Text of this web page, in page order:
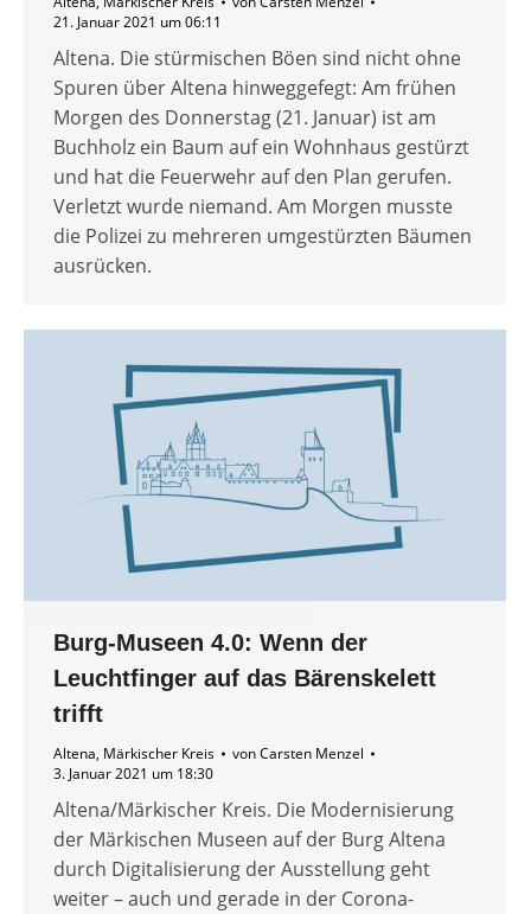
21. Januar 2021 um 06:11
Altena. Die stürmischen Böen sind nicht ohne
Spuren über Altena hinweggefegt: Am frühen
Morgen des Donnerstag (21. Januar) ist am
Buchholz ein Baum auf ein Wohnhaus gestürzt
und hat die Feuerwehr auf den Plan gerufen.
Verletzt wurde niemand. Am Morgen musste
die Polizei zu mehreren umgestürzten Bäumen
ausrücken.
Burg-Museen 4.0: Wenn der
Leuchtfinger auf das Bärenskelett
trifft
Altena, Märkischer Kreis vonCarsten Menzel
3. Januar 2021 um 18:30
Altena/Märkischer Kreis. Die Modernisierung
der Märkischen Museen auf der Burg Altena
durch Digitalisierung der Ausstellung geht
weiter – auch und gerade in der Corona-